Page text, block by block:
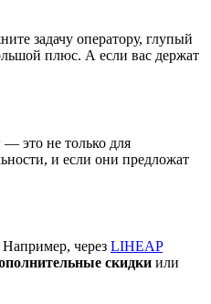
задачу оператору, глупый
плюс. А если вас держат
— это не только для
и если они предложат
через LIHEAP
скидки или